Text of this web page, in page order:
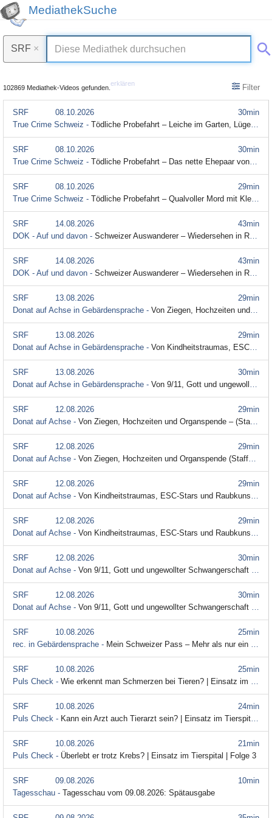
MediathekSuche
SRF ×
102869 Mediathek-Videos gefunden.
erklären Filter
30min
SRF
08.10.2026
True Crime Schweiz - Tödliche Probefahrt – Leiche im Garten, Lügen vor Gericht (Staffel 3, Folge 3)
30min
SRF
08.10.2026
True Crime Schweiz - Tödliche Probefahrt – Das nette Ehepaar von nebenan im Visier (Staffel 3, Folge 2)
29min
SRF
08.10.2026
True Crime Schweiz - Tödliche Probefahrt – Qualvoller Mord mit Klebeband (Staffel 3, Folge 1)
43min
SRF
14.08.2026
DOK - Auf und davon - Schweizer Auswanderer – Wiedersehen in Ruanda– (Staffel 3, Folge 2) (Audiodeskription)
43min
SRF
14.08.2026
DOK - Auf und davon - Schweizer Auswanderer – Wiedersehen in Ruanda (Staffel 3, Folge 2)
29min
SRF
13.08.2026
Donat auf Achse in Gebärdensprache - Von Ziegen, Hochzeiten und Organspende (Staffel 3, Folge 6)
29min
SRF
13.08.2026
Donat auf Achse in Gebärdensprache - Von Kindheitstraumas, ESC-Stars und Raubkunst (Staffel 3, Folge 5)
30min
SRF
13.08.2026
Donat auf Achse in Gebärdensprache - Von 9/11, Gott und ungewollter Schwangerschaft (Staffel 3, Folge 4)
29min
SRF
12.08.2026
Donat auf Achse - Von Ziegen, Hochzeiten und Organspende – (Staffel 3, Folge 6) (Audiodeskription)
29min
SRF
12.08.2026
Donat auf Achse - Von Ziegen, Hochzeiten und Organspende (Staffel 3, Folge 6)
29min
SRF
12.08.2026
Donat auf Achse - Von Kindheitstraumas, ESC-Stars und Raubkunst – (Staffel 3, Folge 5) (Audiodeskription)
29min
SRF
12.08.2026
Donat auf Achse - Von Kindheitstraumas, ESC-Stars und Raubkunst (Staffel 3, Folge 5)
30min
SRF
12.08.2026
Donat auf Achse - Von 9/11, Gott und ungewollter Schwangerschaft (Staffel 3, Folge 4)
30min
SRF
12.08.2026
Donat auf Achse - Von 9/11, Gott und ungewollter Schwangerschaft – (Staffel 3, Folge 4) (Audiodeskription)
25min
SRF
10.08.2026
rec. in Gebärdensprache - Mein Schweizer Pass – Mehr als nur ein Stück Papier
25min
SRF
10.08.2026
Puls Check - Wie erkennt man Schmerzen bei Tieren? | Einsatz im Tierspital | Folge 2
24min
SRF
10.08.2026
Puls Check - Kann ein Arzt auch Tierarzt sein? | Einsatz im Tierspital | Folge 1
21min
SRF
10.08.2026
Puls Check - Überlebt er trotz Krebs? | Einsatz im Tierspital | Folge 3
10min
SRF
09.08.2026
Tagesschau - Tagesschau vom 09.08.2026: Spätausgabe